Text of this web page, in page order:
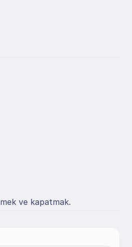
ve kapatmak.